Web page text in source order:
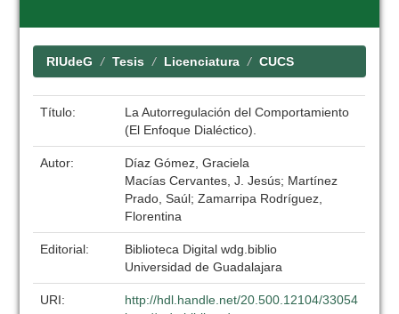
RIUdeG Tesis Licenciatura CUCS
Título:
La Autorregulación del Comportamiento
(El Enfoque Dialéctico).
Autor:
Díaz Gómez, Graciela
Macías Cervantes, J. Jesús; Martínez
Prado, Saúl; Zamarripa Rodríguez,
Florentina
Editorial:
Biblioteca Digital wdg.biblio
Universidad de Guadalajara
URI:
http://hdl.handle.net/20.500.12104/33054